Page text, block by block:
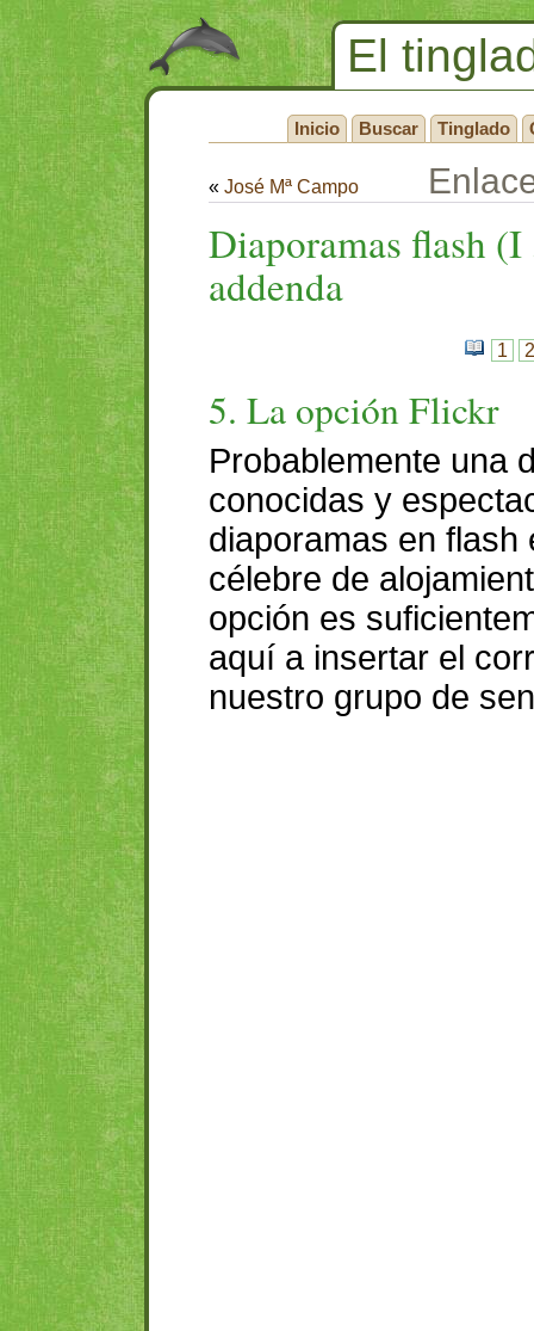
El
Inicio Buscar Tinglado
« José Mª Campo
Diaporamas flash
addenda
1
5. La opción Flickr
Probablemente una
conocidas y
diaporamas en flash
célebre de
opción es
aquí a insertar el
nuestro grupo de